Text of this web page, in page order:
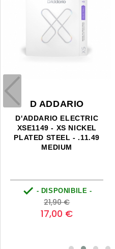
D ADDARIO
D'ADDARIO ELECTRIC
XSE1149 - XS NICKEL
PLATED STEEL - .11.49
MEDIUM
 - DISPONIBILE -
Prezzo
base
21,90 €Prezzo
17,00 €